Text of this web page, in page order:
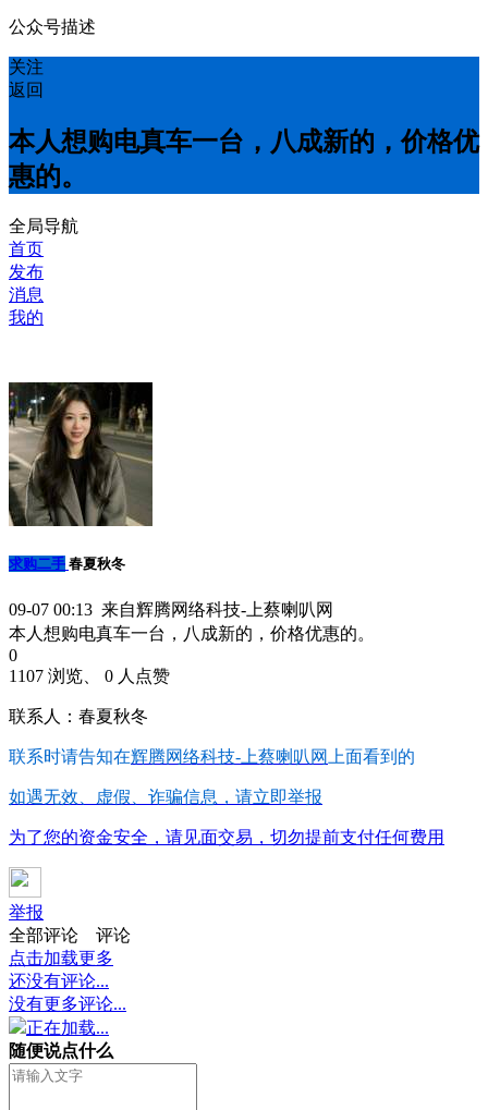
公众号描述
关注
返回
本人想购电真车一台，八成新的，价格优
惠的。
全局导航
首页
发布
消息
我的
求购二手 春夏秋冬
09-07 00:13 来自辉腾网络科技-上蔡喇叭网
本人想购电真车一台，八成新的，价格优惠的。
0
1107 浏览、 0 人点赞
联系人：春夏秋冬
联系时请告知在辉腾网络科技-上蔡喇叭网 上面看到的
如遇无效、虚假、诈骗信息，请立即举报
为了您的资金安全，请见面交易，切勿提前支付任何费用
举报
全部评论
评论
点击加载更多
还没有评论...
没有更多评论...
正在加载...
随便说点什么